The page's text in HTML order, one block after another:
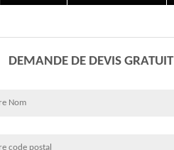
DEMANDE DE DEVIS GRATUIT